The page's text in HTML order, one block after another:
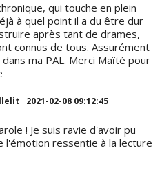
qui touche en plein
à quel point il a du être dur
après tant de drames,
connus de tous. Assurément
ma PAL. Merci Maïté pour
2021-02-08 09:12:45
! Je suis ravie d'avoir pu
l'émotion ressentie à la lecture